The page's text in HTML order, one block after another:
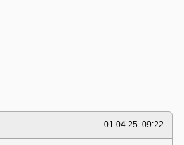
01.04.25. 09:22